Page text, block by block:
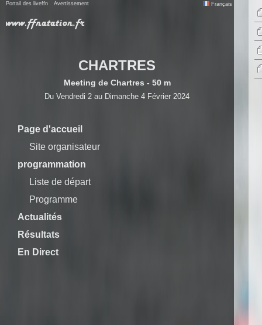
Portail des liveffn Avertissement Français
CHARTRES
Meeting de Chartres - 50 m
Du Vendredi 2 au Dimanche 4 Février 2024
Page d'accueil
Site organisateur
programmation
Liste de départ
Programme
Actualités
Résultats
En Direct